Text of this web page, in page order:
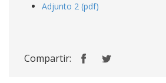
Adjunto 2 (pdf)
Compartir: